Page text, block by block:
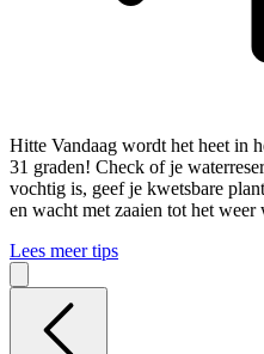
Hitte Vandaag wordt het heet in
31 graden! Check of je
vochtig is, geef je kwetsbare
en wacht met zaaien tot het weer
Lees meer tips